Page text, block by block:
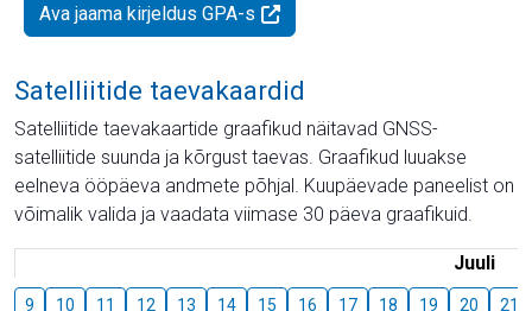
Ava jaama kirjeldus GPA-s
Satelliitide taevakaardid
Satelliitide taevakaartide graafikud näitavad GNSS-
satelliitide suunda ja kõrgust taevas. Graafikud luuakse
eelneva ööpäeva andmete põhjal. Kuupäevade paneelist on
võimalik valida ja vaadata viimase 30 päeva graafikuid.
Juuli
9 10 11 12 13 14 15 16 17 18 19 20 21